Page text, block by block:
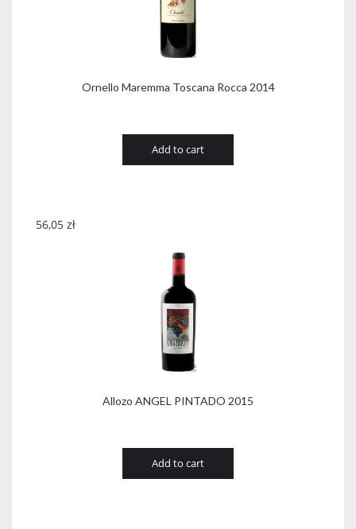
Ornello Maremma Toscana Rocca 2014
Add to cart
Allozo ANGEL PINTADO 2015
56,05 zł
Add to cart